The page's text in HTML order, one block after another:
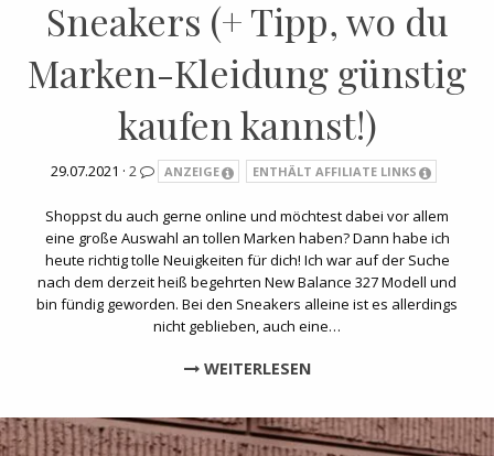
Sneakers (+ Tipp, wo du
Marken-Kleidung günstig
kaufen kannst!)
29.07.2021 ·2 ANZEIGE ENTHÄLT AFFILIATE LINKS
Shoppst du auch gerne online und möchtest dabei vor allem
eine große Auswahl an tollen Marken haben? Dann habe ich
heute richtig tolle Neuigkeiten für dich! Ich war auf der Suche
nach dem derzeit heiß begehrten New Balance 327 Modell und
bin fündig geworden. Bei den Sneakers alleine ist es allerdings
nicht geblieben, auch eine…
WEITERLESEN